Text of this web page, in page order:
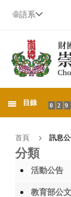
語系
目錄
首頁 訊息
分類
活動公告
教育部公文